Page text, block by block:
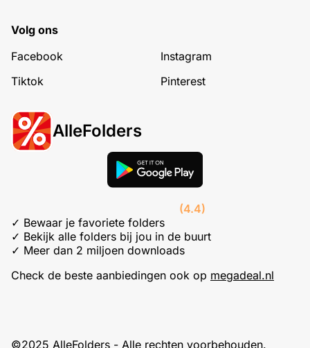
Volg ons
Facebook
Instagram
Tiktok
Pinterest
AlleFolders
(4.4)
✓ Bewaar je favoriete folders
✓ Bekijk alle folders bij jou in de buurt
✓ Meer dan 2 miljoen downloads
Check de beste aanbiedingen ook op megadeal.nl
©2025 AlleFolders - Alle rechten voorbehouden.